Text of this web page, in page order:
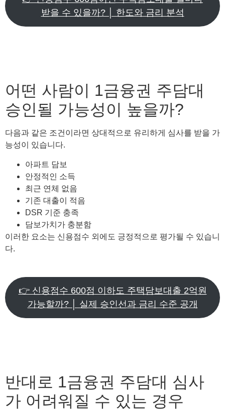
받을 수 있을까? │ 한도와 금리 분석
어떤 사람이 1금융권 주담대
승인될 가능성이 높을까?
다음과 같은 조건이라면 상대적으로 유리하게 심사를 받을 가
능성이 있습니다.
아파트 담보
안정적인 소득
최근 연체 없음
기존 대출이 적음
DSR 기준 충족
담보가치가 충분함
이러한 요소는 신용점수 외에도 긍정적으로 평가될 수 있습니
다.
👉 신용점수 600점 이하도 주택담보대출 2억원
가능할까? │ 실제 승인선과 금리 수준 공개
반대로 1금융권 주담대 심사
가 어려워질 수 있는 경우